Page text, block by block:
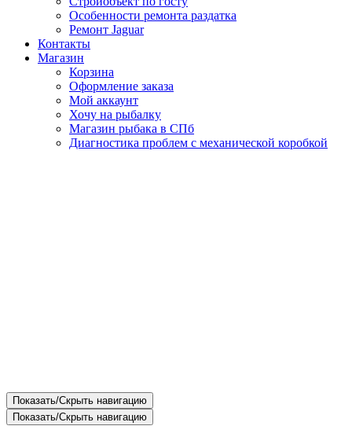
Особенности ремонта раздатка
Ремонт Jaguar
Контакты
Магазин
Корзина
Оформление заказа
Мой аккаунт
Хочу на рыбалку
Магазин рыбака в СПб
Диагностика проблем с механической коробкой
Показать/Скрыть навигацию
Показать/Скрыть навигацию